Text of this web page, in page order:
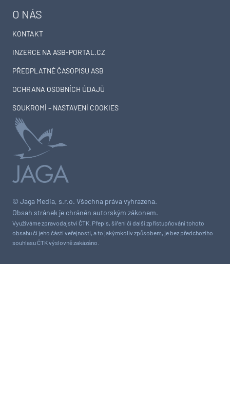
© Jaga Media, s.r.o. Všechna práva vyhrazena.
Obsah stránek je chráněn autorským zákonem.
Využíváme zpravodajství ČTK. Přepis, šíření či další zpřístupňování tohoto
obsahu či jeho části veřejnosti, a to jakýmkoliv způsobem, je bez předchozího
souhlasu ČTK výslovně zakázáno.
O NÁS
KONTAKT
INZERCE NA ASB-PORTAL.CZ
PŘEDPLATNÉ ČASOPISU ASB
OCHRANA OSOBNÍCH ÚDAJŮ
SOUKROMÍ – NASTAVENÍ COOKIES